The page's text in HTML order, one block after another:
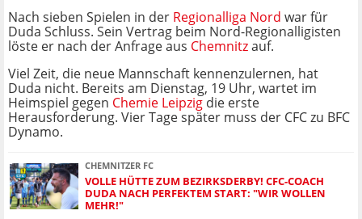
Nach sieben Spielen in der Regionalliga Nord war für
Duda Schluss. Sein Vertrag beim Nord-Regionalligisten
löste er nach der Anfrage aus Chemnitzauf.
Viel Zeit, die neue Mannschaft kennenzulernen, hat
Duda nicht. Bereits am Dienstag, 19 Uhr, wartet im
Heimspiel gegen Chemie Leipzig die erste
Herausforderung. Vier Tage später muss der CFC zu BFC
Dynamo.
CHEMNITZER FC
VOLLE HÜTTE ZUM BEZIRKSDERBY! CFC-COACH
DUDA NACH PERFEKTEM START: "WIR WOLLEN
MEHR!"